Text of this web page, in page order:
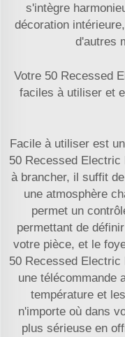
s'intègre
décoration
d'autres
Votre 50 Recessed
faciles à utiliser et
Facile à utiliser est
50 Recessed Electric
à brancher, il suffit
une atmosphère
permet un
permettant de
votre pièce, et le
50 Recessed
une télécommande
température et
n'importe où dans
plus sérieuse en